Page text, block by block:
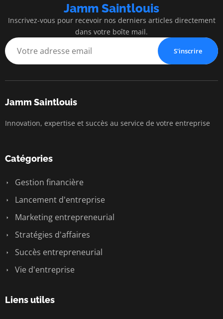
Jamm Saintlouis
Inscrivez-vous pour recevoir nos derniers articles directement
dans votre boîte mail.
S'inscrire
Jamm Saintlouis
Innovation, expertise et succès au service de votre entreprise
Catégories
Gestion financière
Lancement d'entreprise
Marketing entrepreneurial
Stratégies d'affaires
Succès entrepreneurial
Vie d'entreprise
Liens utiles